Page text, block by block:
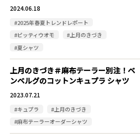
2024.06.18
#2025年春夏トレンドレポート
#ピッティウオモ
#上月のきづき
#夏シャツ
上月のきづき＃麻布テーラー別注！ベ
ンベルグのコットンキュプラ シャツ
2023.07.21
#キュプラ
#上月のきづき
#麻布テーラーオーダーシャツ